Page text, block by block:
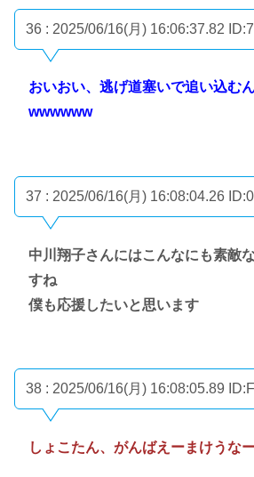
36 : 2025/06/16(月) 16:06:37.82
おいおい、逃げ道塞いで追い込む
wwwwww
37 : 2025/06/16(月) 16:08:04.26
中川翔子さんにはこんなにも素敵
すね
僕も応援したいと思います
38 : 2025/06/16(月) 16:08:05.89
しょこたん、がんばえーまけうな